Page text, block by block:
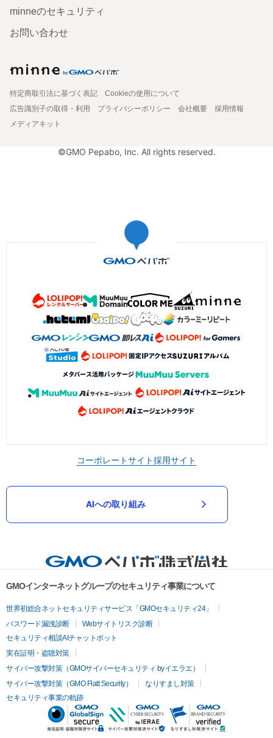
minneのセキュリティ
お問い合わせ
特定商取引法に基づく表記
Cookieの使用について
広告識別子の取得・利用
プライバシーポリシー 会社概要
採用情報
メディアキット
©GMO Pepabo, Inc. All rights reserved.
コーポレートサイト採用サイト
AIへの取り組み
GMOインターネットグループのセキュリティ事業について
世界初総合ネットセキュリティサービス「GMOセキュリティ24」
パスワード漏洩診断
Webサイトリスク診断
セキュリティ相談AIチャットボット
実在証明・盗聴対策
サイバー攻撃対策（GMOサイバーセキュリティ byイエラエ）
サイバー攻撃対策（GMO Flatt Security）
なりすまし対策
セキュリティ事業の軌跡